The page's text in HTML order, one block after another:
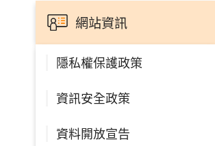
網站資訊
隱私權保護政策
資訊安全政策
資料開放宣告